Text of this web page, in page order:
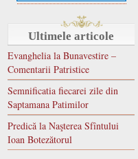
Ultimele articole
Evanghelia la Bunavestire –
Comentarii Patristice
Semnificatia fiecarei zile din
Saptamana Patimilor
Predică la Naşterea Sfîntului
Ioan Botezătorul